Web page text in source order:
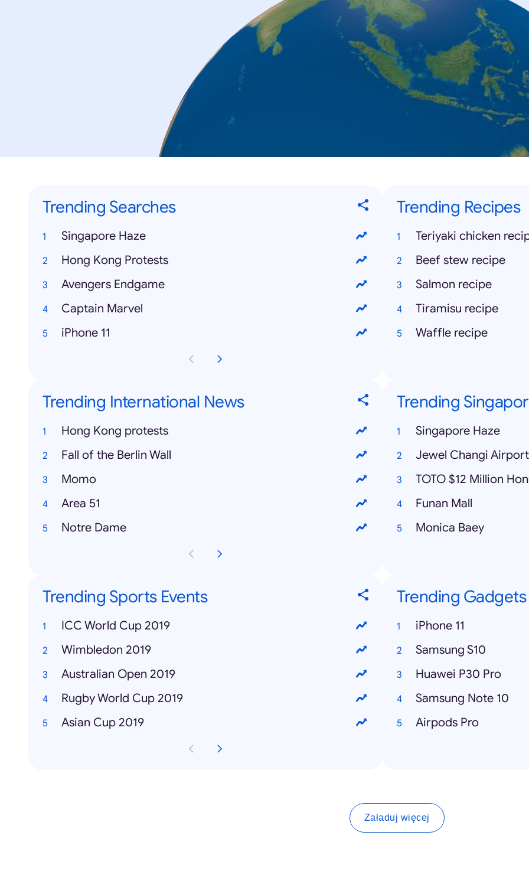
Trending Searches
Singapore Haze
Hong Kong Protests
Avengers Endgame
Captain Marvel
iPhone 11
Trending Recipes
Teriyaki chicken
Beef stew recipe
Salmon recipe
Tiramisu recipe
Waffle recipe
Trending International News
Hong Kong protests
Fall of the Berlin Wall
Momo
Area 51
Notre Dame
Trending
Singapore Haze
Jewel Changi Airport
TOTO $12 Million
Funan Mall
Monica Baey
Trending Sports Events
ICC World Cup 2019
Wimbledon 2019
Australian Open 2019
Rugby World Cup 2019
Asian Cup 2019
Trending Gadgets
iPhone 11
Samsung S10
Huawei P30 Pro
Samsung Note 10
Airpods Pro
Załaduj więcej